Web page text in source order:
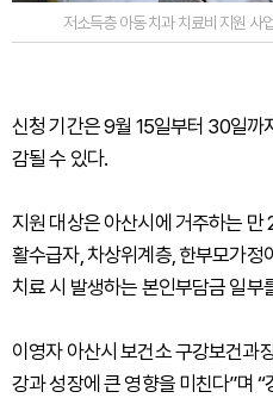
저소득층 아동 치과 치료비 지원 사
신청 기간은 9월 15일부터 30일까
감될 수 있다.
지원 대상은 아산시에 거주하는 만
활수급자, 차상위계층, 한부모가정
치료 시 발생하는 본인부담금 일부
이영자 아산시 보건소 구강보건과
강과 성장에 큰 영향을 미친다”며